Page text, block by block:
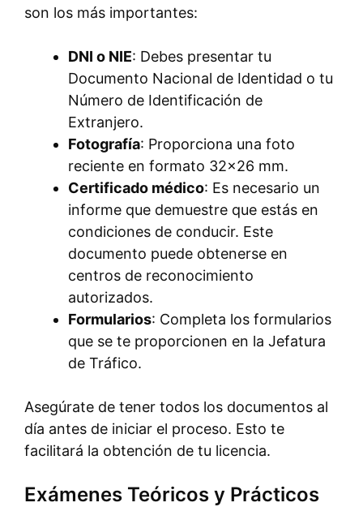
son los más importantes:
DNI o NIE: Debes presentar tu
Documento Nacional de Identidad o tu
Número de Identificación de
Extranjero.
Fotografía: Proporciona una foto
reciente en formato 32×26 mm.
Certificado médico: Es necesario un
informe que demuestre que estás en
condiciones de conducir. Este
documento puede obtenerse en
centros de reconocimiento
autorizados.
Formularios: Completa los formularios
que se te proporcionen en la Jefatura
de Tráfico.
Asegúrate de tener todos los documentos al
día antes de iniciar el proceso. Esto te
facilitará la obtención de tu licencia.
Exámenes Teóricos y Prácticos